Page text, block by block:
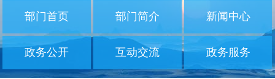
部门首页 部门简介 新闻中心
政务公开 互动交流 政务服务